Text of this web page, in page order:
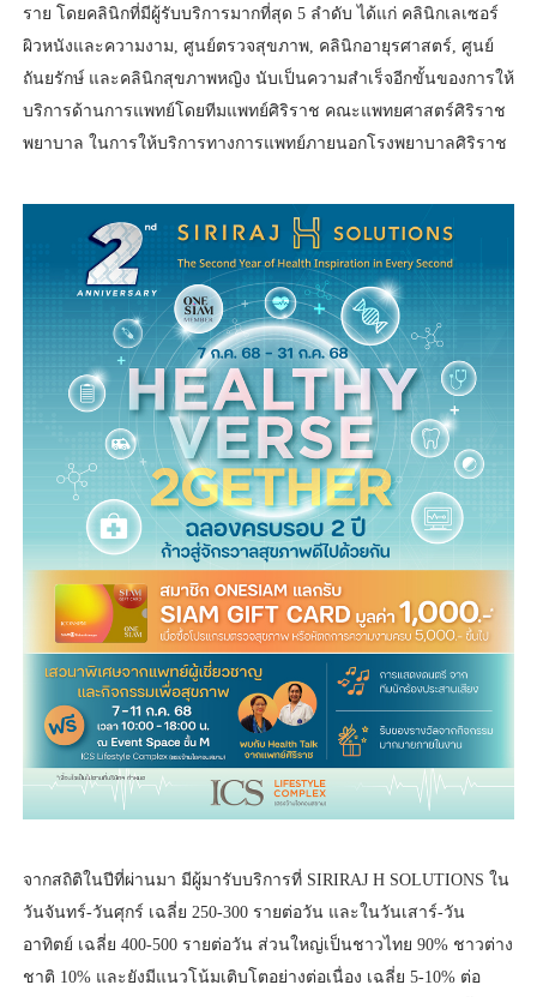
ราย โดยคลินิกที่มีผู้รับบริการมากที่สุด 5 ลำดับ ได้แก่ คลินิกเลเซอร์
ผิวหนังและความงาม, ศูนย์ตรวจสุขภาพ, คลินิกอายุรศาสตร์, ศูนย์
ถันยรักษ์ และคลินิกสุขภาพหญิง นับเป็นความสำเร็จอีกขั้นของการให้
บริการด้านการแพทย์โดยทีมแพทย์ศิริราช คณะแพทยศาสตร์ศิริราช
พยาบาล ในการให้บริการทางการแพทย์ภายนอกโรงพยาบาลศิริราช
จากสถิติในปีที่ผ่านมา มีผู้มารับบริการที่ SIRIRAJ H SOLUTIONS ใน
วันจันทร์-วันศุกร์ เฉลี่ย 250-300 รายต่อวัน และในวันเสาร์-วัน
อาทิตย์ เฉลี่ย 400-500 รายต่อวัน ส่วนใหญ่เป็นชาวไทย 90% ชาวต่าง
ชาติ 10% และยังมีแนวโน้มเติบโตอย่างต่อเนื่อง เฉลี่ย 5-10% ต่อ